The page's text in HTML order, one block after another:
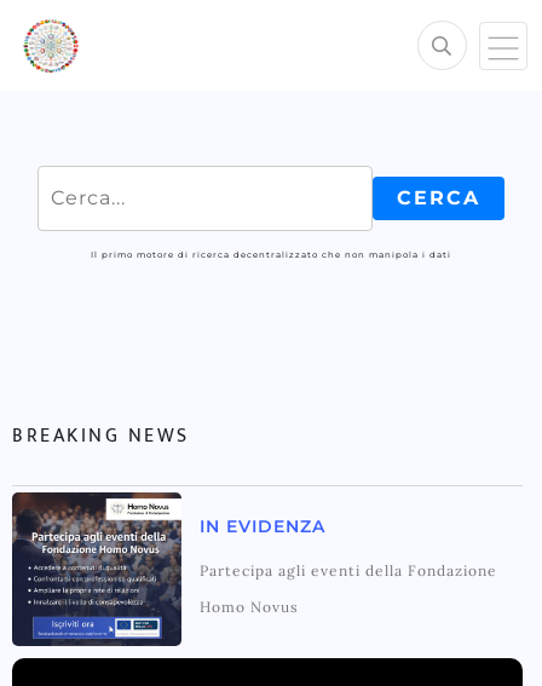
Il primo motore di ricerca decentralizzato che non manipola i dati
BREAKING NEWS
IN EVIDENZA
Partecipa agli eventi della Fondazione
Homo Novus